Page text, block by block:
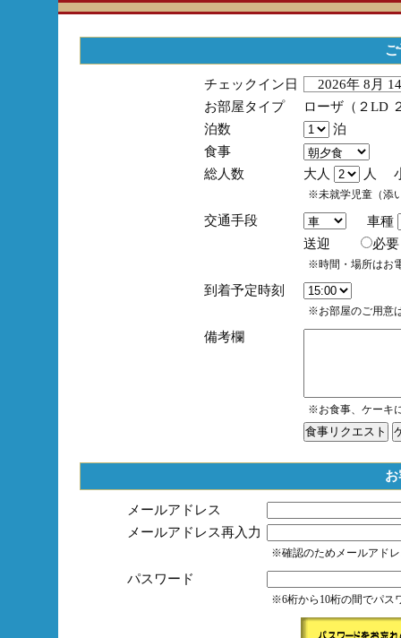
チェックイン日
2026年 8月
お部屋タイプ
ローザ（２LD
泊数
泊
食事
総人数
大人 人
※未就学児童（添
交通手段
車種
送迎
※時間・場所はお
到着予定時刻
※お部屋のご用意
備考欄
※お食事、ケーキ
メールアドレス
メールアドレス再入力
※確認のためメールアド
パスワード
※6桁から10桁の間でパス